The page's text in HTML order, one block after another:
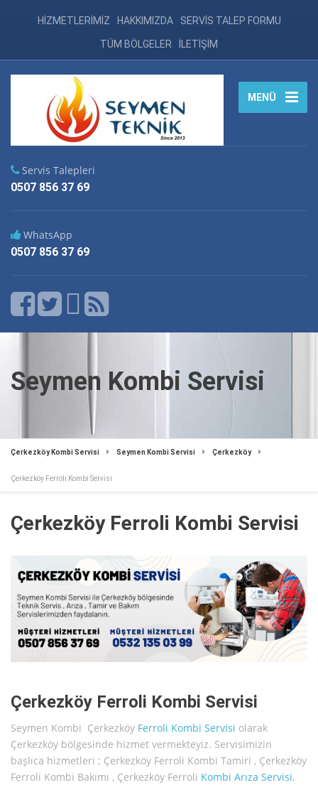
HİZMETLERİMİZ HAKKIMIZDA SERVİS TALEP FORMU
TÜM BÖLGELER İLETİŞİM
MENÜ
Servis Talepleri
0507 856 37 69
WhatsApp
0507 856 37 69
Seymen Kombi Servisi
Çerkezköy Kombi Servisi Seymen Kombi Servisi Çerkezköy
Çerkezköy Ferroli Kombi Servisi
Çerkezköy Ferroli Kombi Servisi
Çerkezköy Ferroli Kombi Servisi
Seymen Kombi Çerkezköy Ferroli Kombi Servisi olarak
Çerkezköy bölgesinde hizmet vermekteyiz. Servisimizin
başlıca hizmetleri ; Çerkezköy Ferroli Kombi Tamiri , Çerkezköy
Ferroli Kombi Bakımı , Çerkezköy Ferroli Kombi Arıza Servisi,